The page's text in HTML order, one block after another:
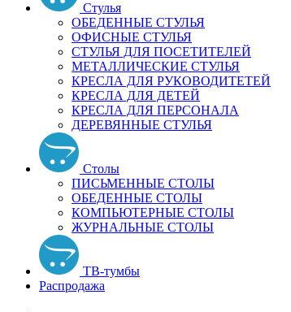
Стулья
ОБЕДЕННЫЕ СТУЛЬЯ
ОФИСНЫЕ СТУЛЬЯ
СТУЛЬЯ ДЛЯ ПОСЕТИТЕЛЕЙ
МЕТАЛЛИЧЕСКИЕ СТУЛЬЯ
КРЕСЛА ДЛЯ РУКОВОДИТЕТЕЙ
КРЕСЛА ДЛЯ ДЕТЕЙ
КРЕСЛА ДЛЯ ПЕРСОНАЛА
ДЕРЕВЯННЫЕ СТУЛЬЯ
Столы
ПИСЬМЕННЫЕ СТОЛЫ
ОБЕДЕННЫЕ СТОЛЫ
КОМПЬЮТЕРНЫЕ СТОЛЫ
ЖУРНАЛЬНЫЕ СТОЛЫ
ТВ-тумбы
Распродажа